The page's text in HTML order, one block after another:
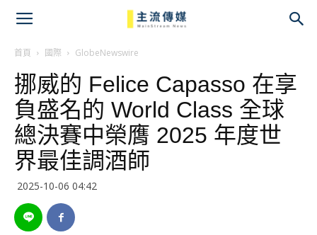
首頁 國際 GlobeNewswire
挪威的 Felice Capasso 在享
負盛名的 World Class 全球
總決賽中榮膺 2025 年度世
界最佳調酒師
2025-10-06 04:42